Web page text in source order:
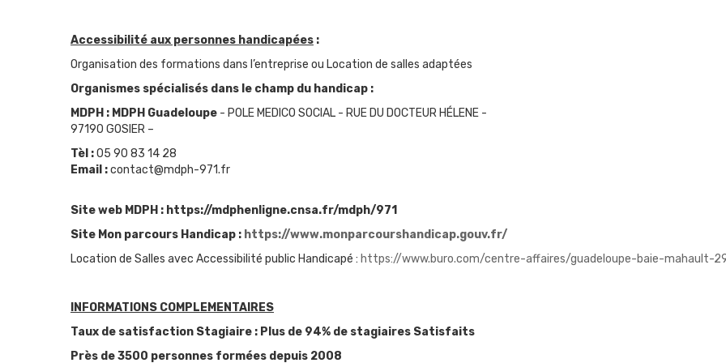
Accessibilité aux personnes handicapées :
Organisation des formations dans l’entreprise ou Location de salles adaptées
Organismes spécialisés dans le champ du handicap :
MDPH : MDPH Guadeloupe - POLE MEDICO SOCIAL - RUE DU DOCTEUR HÉLENE -
97190 GOSIER –
Tèl :05 90 83 14 28
Email :contact@mdph-971.fr
Site web MDPH : https://mdphenligne.cnsa.fr/mdph/971
Site Mon parcours Handicap : https://www.monparcourshandicap.gouv.fr/
Location de Salles avec Accessibilité public Handicapé : https://www.buro.com/centre-affaires/guadeloupe-baie-mahault-
INFORMATIONS COMPLEMENTAIRES
Taux de satisfaction Stagiaire : Plus de 94% de stagiaires Satisfaits
Près de 3500 personnes formées depuis 2008